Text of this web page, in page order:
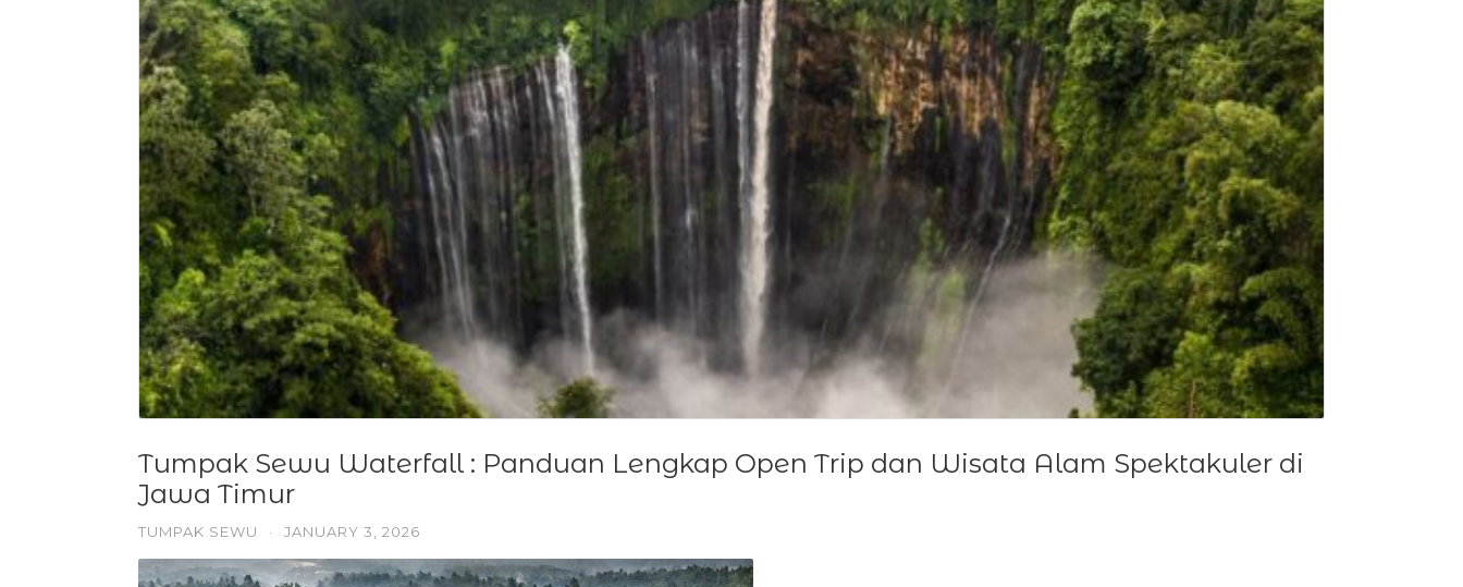
Tumpak Sewu Waterfall : Panduan Lengkap Open Trip dan Wisata Alam Spektakuler di
Jawa Timur
TUMPAK SEWU · JANUARY 3, 2026